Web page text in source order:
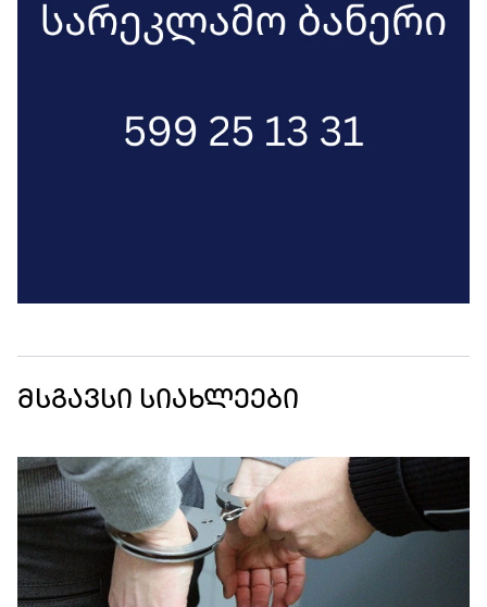
მსგავსი სიახლეები